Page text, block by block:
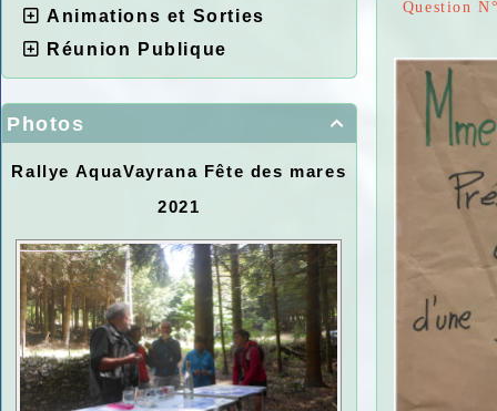
Animations et Sorties
Réunion Publique

Photos
Rallye AquaVayrana Fête des mares
2021
Question